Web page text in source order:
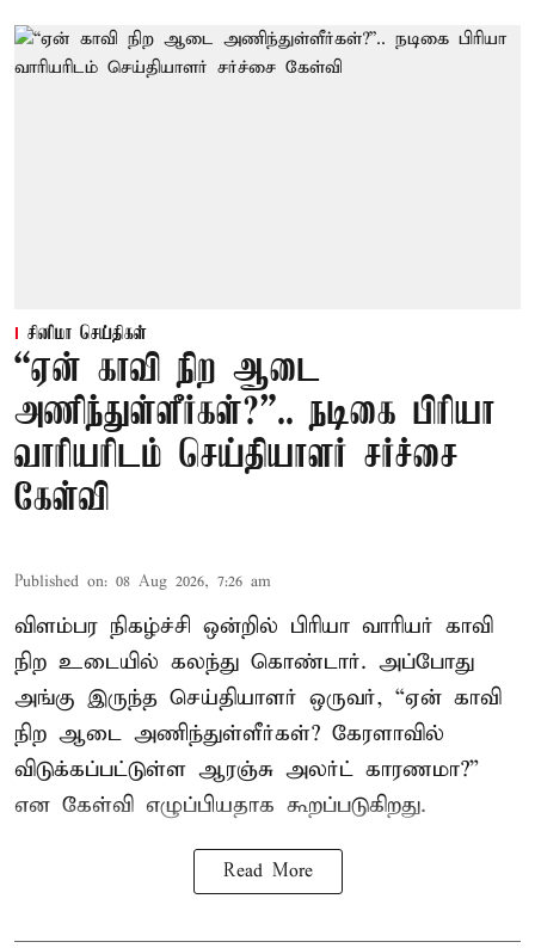
சினிமா செய்திகள்
“ஏன் காவி நிற ஆடை
அணிந்துள்ளீர்கள்?”.. நடிகை பிரியா
வாரியரிடம் செய்தியாளர் சர்ச்சை
கேள்வி
Published on: 08 Aug 2026, 7:26 am
விளம்பர நிகழ்ச்சி ஒன்றில் பிரியா வாரியர் காவி
நிற உடையில் கலந்து கொண்டார். அப்போது
அங்கு இருந்த செய்தியாளர் ஒருவர், “ஏன் காவி
நிற ஆடை அணிந்துள்ளீர்கள்? கேரளாவில்
விடுக்கப்பட்டுள்ள ஆரஞ்சு அலர்ட் காரணமா?”
என கேள்வி எழுப்பியதாக கூறப்படுகிறது.
Read More